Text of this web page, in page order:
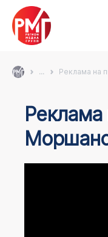
... Реклама на
Реклама